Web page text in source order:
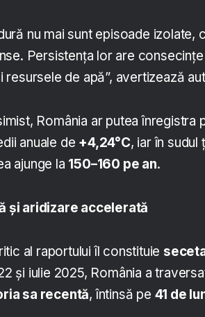
nu mai sunt episoade izolate,
Persistența lor are
resursele de apă”, avertizează
România ar putea înregistra
anuale de +4,24°C, iar în sudul
ajunge la 150–160 pe an.
și aridizare accelerată
al raportului îl constituie
și iulie 2025, România a
sa recentă, întinsă pe 41 de